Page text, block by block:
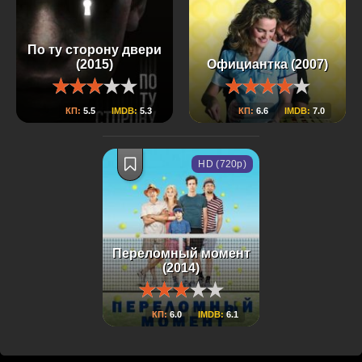
По ту сторону двери
(2015)
КП: 5.5 IMDB: 5.3
Официантка (2007)
КП: 6.6 IMDB: 7.0
Переломный момент
(2014)
КП:6.0 IMDB:6.1
HD (720p)